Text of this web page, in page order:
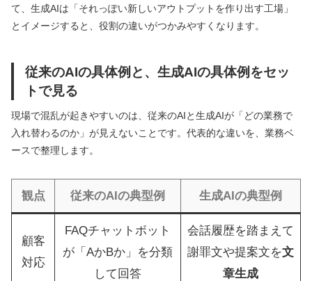
て、生成AIは「それっぽい新しいアウトプットを作り出す工場」
とイメージすると、役割の違いがつかみやすくなります。
従来のAIの具体例と、生成AIの具体例をセッ
トで見る
現場で混乱が起きやすいのは、従来のAIと生成AIが「どの業務で
入れ替わるのか」が見えないことです。代表的な違いを、業務ベ
ースで整理します。
観点 従来のAIの典型例 生成AIの典型例
顧客
対応
FAQチャットボット
が「AかBか」を分類
して回答
会話履歴を踏まえて
謝罪文や提案文を文
章生成